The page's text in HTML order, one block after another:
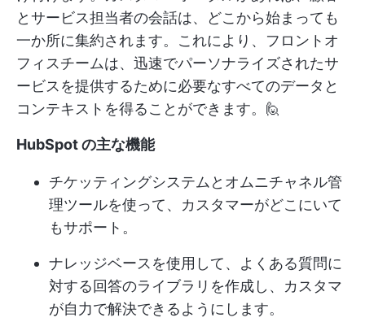
とサービス担当者の会話は、どこから始まっても
一か所に集約されます。これにより、フロントオ
フィスチームは、迅速でパーソナライズされたサ
ービスを提供するために必要なすべてのデータと
コンテキストを得ることができます。🙋
HubSpot の主な機能
チケッティングシステムとオムニチャネル管
理ツールを使って、カスタマーがどこにいて
もサポート。
ナレッジベースを使用して、よくある質問に
対する回答のライブラリを作成し、カスタマ
が自力で解決できるようにします。